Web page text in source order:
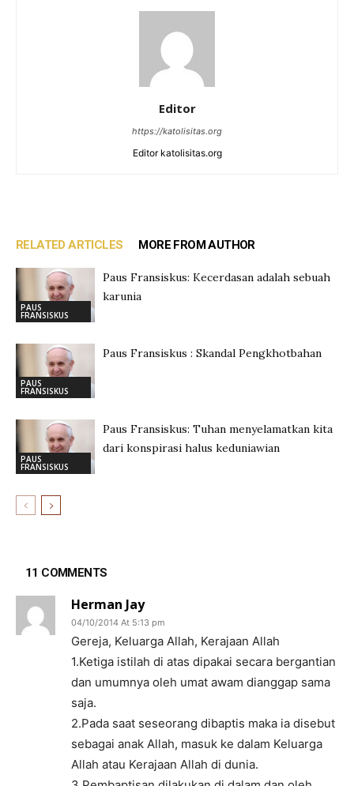
Editor
https://katolisitas.org
Editor katolisitas.org
RELATED ARTICLES MORE FROM AUTHOR
PAUS
FRANSISKUS
Paus Fransiskus: Kecerdasan adalah sebuah
karunia
PAUS
FRANSISKUS
Paus Fransiskus : Skandal Pengkhotbahan
PAUS
FRANSISKUS
Paus Fransiskus: Tuhan menyelamatkan kita
dari konspirasi halus keduniawian
11 COMMENTS
Herman Jay
04/10/2014 At 5:13 pm
Gereja, Keluarga Allah, Kerajaan Allah
1.Ketiga istilah di atas dipakai secara bergantian
dan umumnya oleh umat awam dianggap sama
saja.
2.Pada saat seseorang dibaptis maka ia disebut
sebagai anak Allah, masuk ke dalam Keluarga
Allah atau Kerajaan Allah di dunia.